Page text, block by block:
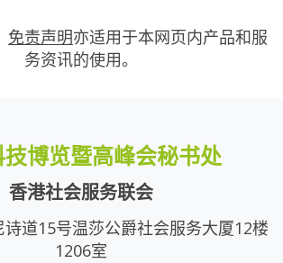
免责声明亦适用于本网页内产品和服
务资讯的使用。
博览暨高峰会秘书处
香港社会服务联会
道15号温莎公爵社会服务大厦12楼
1206室